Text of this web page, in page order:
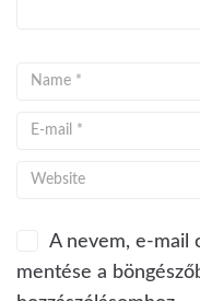
A nevem, e-mail
mentése a